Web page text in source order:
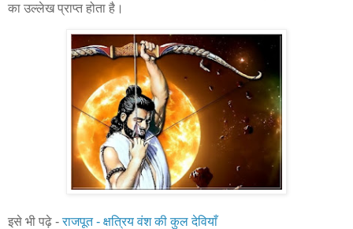
का उल्लेख प्राप्त होता है।
इसे भी पढ़े -राजपूत - क्षत्रिय वंश की कुल देवियाँ